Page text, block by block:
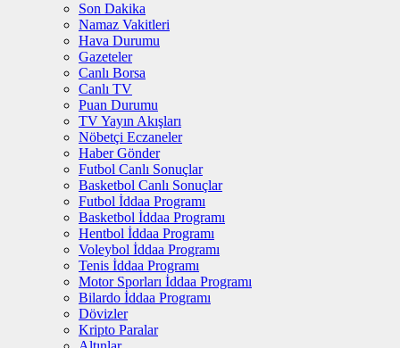
Son Dakika
Namaz Vakitleri
Hava Durumu
Gazeteler
Canlı Borsa
Canlı TV
Puan Durumu
TV Yayın Akışları
Nöbetçi Eczaneler
Haber Gönder
Futbol Canlı Sonuçlar
Basketbol Canlı Sonuçlar
Futbol İddaa Programı
Basketbol İddaa Programı
Hentbol İddaa Programı
Voleybol İddaa Programı
Tenis İddaa Programı
Motor Sporları İddaa Programı
Bilardo İddaa Programı
Dövizler
Kripto Paralar